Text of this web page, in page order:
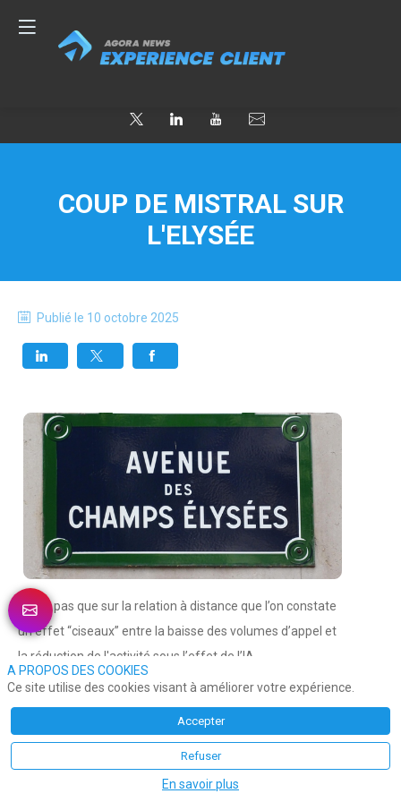
COUP DE MISTRAL SUR
L'ELYSÉE
Publié le 10 octobre 2025
Il n’y a pas que sur la relation à distance que l’on constate
un effet “ciseaux” entre la baisse des volumes d’appel et
la réduction de l'activité sous l’effet de l’IA.
La gestion des courriers à la Présidence de la République
sont soumis à la même attrition avec notamment le
soutien deMistral AI(“fait en France”).
Mêmes motifs, même impact sur les flux…et les
A PROPOS DES COOKIES
Ce site utilise des cookies visant à améliorer votre expérience.
Accepter
Refuser
En savoir plus